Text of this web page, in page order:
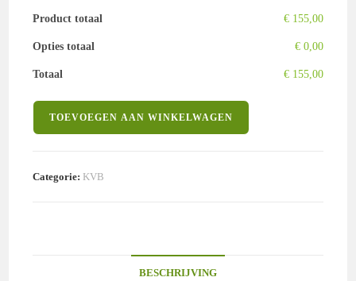
Product totaal € 155,00
Opties totaal € 0,00
Totaal € 155,00
KVB2+
-
TOEVOEGEN AAN WINKELWAGEN
Categorie: KVB
BESCHRIJVING